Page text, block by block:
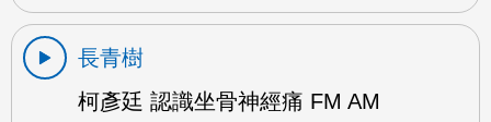
長青樹
柯彥廷 認識坐骨神經痛 FM AM